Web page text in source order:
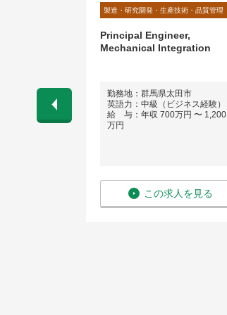
は大阪で
製造・研究開発・生産技術・品質管理
Principal Engineer,
Mechanical Integration
勤務地：群馬県太田市
英語力：中級（ビジネス経験）
給 与：年収 700万円 〜 1,200
万円
この求人を見る